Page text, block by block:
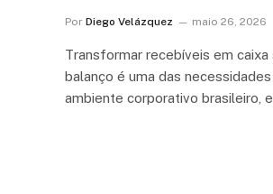
Por Diego Velázquez maio 26, 2026
Transformar recebíveis em
balanço é uma das
ambiente corporativo brasileiro,